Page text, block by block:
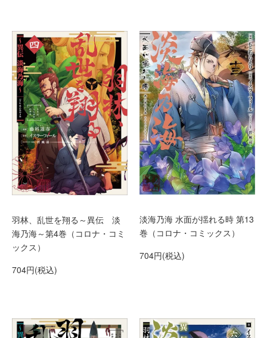
羽林、乱世を翔る～異伝 淡
海乃海～第4巻（コロナ・コミ
ックス）
704円(税込)
淡海乃海 水面が揺れる時 第13
巻（コロナ・コミックス）
704円(税込)